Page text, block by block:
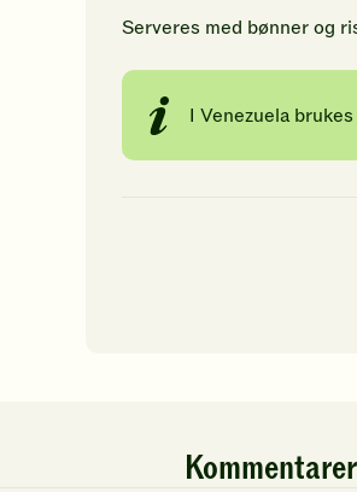
Serveres med bønner og
I Venezuela
Kommentarer